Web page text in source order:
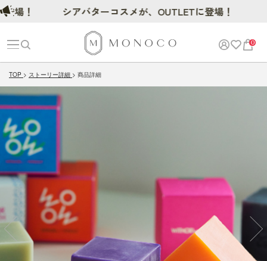
0
TOP ストーリー詳細 商品詳細
！ シアバターコスメが、OUTLETに登場！